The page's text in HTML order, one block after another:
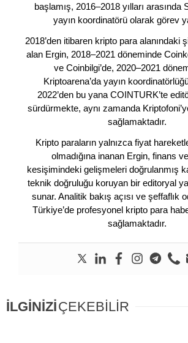
başlamış, 2016–2018 yılları arasında
yayın koordinatörü olarak görev
2018’den itibaren kripto para alanındaki
alan Ergin, 2018–2021 döneminde
ve Coinbilgi’de, 2020–2021
Kriptoarena’da yayın
2022’den bu yana COINTURK’te
sürdürmekte, aynı zamanda
sağlamaktadır.
Kripto paraların yalnızca fiyat
olmadığına inanan Ergin, finans
kesişimindeki gelişmeleri doğrulanmış
teknik doğruluğu koruyan bir editoryal
sunar. Analitik bakış açısı ve şeffaflık
Türkiye’de profesyonel kripto para
sağlamaktadır.
İLGİNİZİÇEKEBİLİR